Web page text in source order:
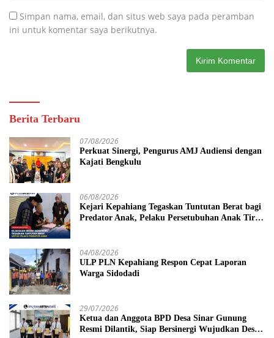
Simpan nama, email, dan situs web saya pada peramban
ini untuk komentar saya berikutnya.
Berita Terbaru
07/08/2026
Perkuat Sinergi, Pengurus AMJ Audiensi dengan
Kajati Bengkulu
06/08/2026
Kejari Kepahiang Tegaskan Tuntutan Berat bagi
Predator Anak, Pelaku Persetubuhan Anak Tiri
04/08/2026
ULP PLN Kepahiang Respon Cepat Laporan
Warga Sidodadi
29/07/2026
Ketua dan Anggota BPD Desa Sinar Gunung
Resmi Dilantik, Siap Bersinergi Wujudkan Desa